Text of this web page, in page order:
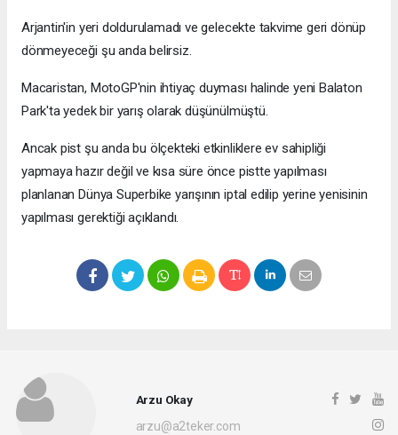
Arjantin'in yeri doldurulamadı ve gelecekte takvime geri dönüp
dönmeyeceği şu anda belirsiz.
Macaristan, MotoGP'nin ihtiyaç duyması halinde yeni Balaton
Park'ta yedek bir yarış olarak düşünülmüştü.
Ancak pist şu anda bu ölçekteki etkinliklere ev sahipliği
yapmaya hazır değil ve kısa süre önce pistte yapılması
planlanan Dünya Superbike yarışının iptal edilip yerine yenisinin
yapılması gerektiği açıklandı.
Arzu Okay
arzu@a2teker.com